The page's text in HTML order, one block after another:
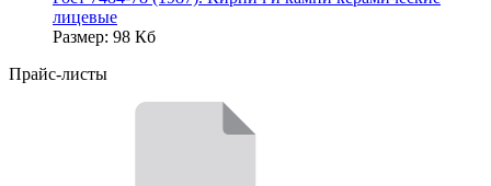
лицевые
Размер: 98 Кб
Прайс-листы